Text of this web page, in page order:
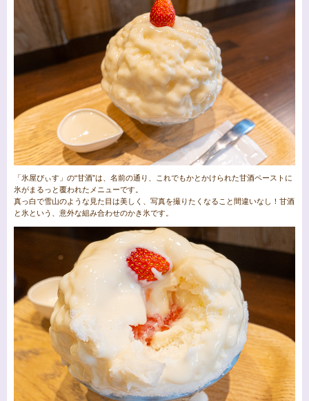
「氷屋ぴぃす」の“甘酒”は、名前の通り、これでもかとかけられた甘酒ペーストに
氷がまるっと覆われたメニューです。
真っ白で雪山のような見た目は美しく、写真を撮りたくなること間違いなし！甘酒
と氷という、意外な組み合わせのかき氷です。